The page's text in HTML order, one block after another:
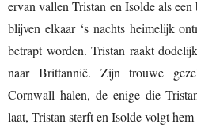
ervan vallen Tristan en Isolde als
blijven elkaar ‘s nachts heimelijk
betrapt worden. Tristan raakt
naar Brittannië. Zijn trouwe
Cornwall halen, de enige die
laat, Tristan sterft en Isolde volgt